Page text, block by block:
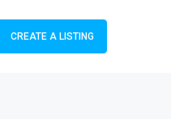
CREATE A LISTING